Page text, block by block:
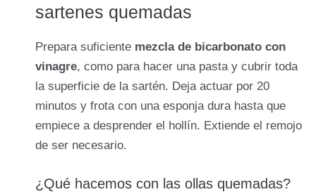
sartenes quemadas
Prepara suficiente mezcla de bicarbonato con
vinagre, como para hacer una pasta y cubrir toda
la superficie de la sartén. Deja actuar por 20
minutos y frota con una esponja dura hasta que
empiece a desprender el hollín. Extiende el remojo
de ser necesario.
¿Qué hacemos con las ollas quemadas?